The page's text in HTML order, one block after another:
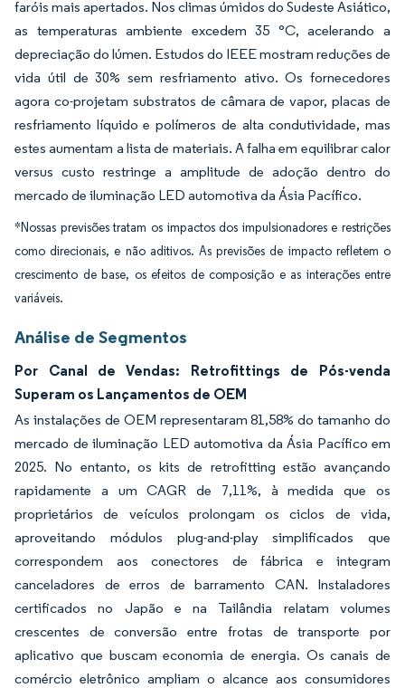
faróis mais apertados. Nos climas úmidos do Sudeste Asiático,
as temperaturas ambiente excedem 35 °C, acelerando a
depreciação do lúmen. Estudos do IEEE mostram reduções de
vida útil de 30% sem resfriamento ativo. Os fornecedores
agora co-projetam substratos de câmara de vapor, placas de
resfriamento líquido e polímeros de alta condutividade, mas
estes aumentam a lista de materiais. A falha em equilibrar calor
versus custo restringe a amplitude de adoção dentro do
mercado de iluminação LED automotiva da Ásia Pacífico.
*Nossas previsões tratam os impactos dos impulsionadores e restrições
como direcionais, e não aditivos. As previsões de impacto refletem o
crescimento de base, os efeitos de composição e as interações entre
variáveis.
Análise de Segmentos
Por Canal de Vendas: Retrofittings de Pós-venda
Superam os Lançamentos de OEM
As instalações de OEM representaram 81,58% do tamanho do
mercado de iluminação LED automotiva da Ásia Pacífico em
2025. No entanto, os kits de retrofitting estão avançando
rapidamente a um CAGR de 7,11%, à medida que os
proprietários de veículos prolongam os ciclos de vida,
aproveitando módulos plug-and-play simplificados que
correspondem aos conectores de fábrica e integram
canceladores de erros de barramento CAN. Instaladores
certificados no Japão e na Tailândia relatam volumes
crescentes de conversão entre frotas de transporte por
aplicativo que buscam economia de energia. Os canais de
comércio eletrônico ampliam o alcance aos consumidores